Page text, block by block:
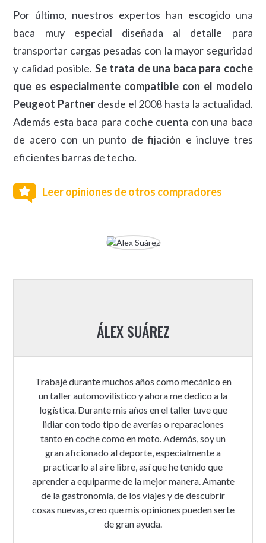
Por último, nuestros expertos han escogido una
baca muy especial diseñada al detalle para
transportar cargas pesadas con la mayor seguridad
y calidad posible. Se trata de una baca para coche
que es especialmente compatible con el modelo
Peugeot Partner desde el 2008 hasta la actualidad.
Además esta baca para coche cuenta con una baca
de acero con un punto de fijación e incluye tres
eficientes barras de techo.
Leer opiniones de otros compradores
ÁLEX SUÁREZ
Trabajé durante muchos años como mecánico en
un taller automovilístico y ahora me dedico a la
logística. Durante mis años en el taller tuve que
lidiar con todo tipo de averías o reparaciones
tanto en coche como en moto. Además, soy un
gran aficionado al deporte, especialmente a
practicarlo al aire libre, así que he tenido que
aprender a equiparme de la mejor manera. Amante
de la gastronomía, de los viajes y de descubrir
cosas nuevas, creo que mis opiniones pueden serte
de gran ayuda.